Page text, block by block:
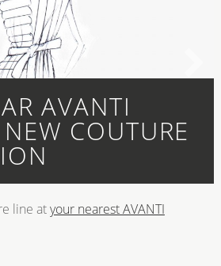
AVANTI
COUTURE
line atyour nearest AVANTI